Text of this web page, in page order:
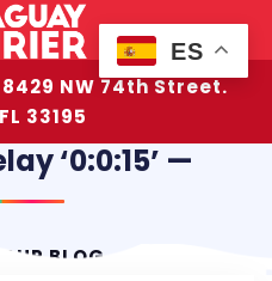
8429 NW 74th Street.
33195
‘0:0:15’ —
OUR BLOG
ES